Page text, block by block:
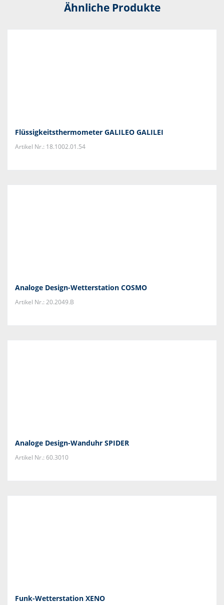
Ähnliche Produkte
Flüssigkeitsthermometer GALILEO GALILEI
Artikel Nr.: 18.1002.01.54
Analoge Design-Wetterstation COSMO
Artikel Nr.: 20.2049.B
Analoge Design-Wanduhr SPIDER
Artikel Nr.: 60.3010
Funk-Wetterstation XENO